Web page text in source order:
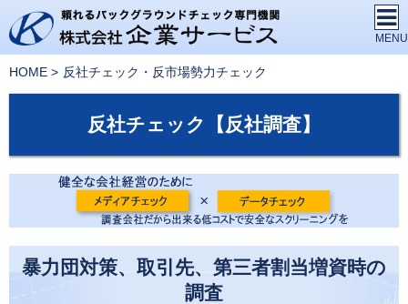
HOME 反社チェック・反市場勢力チェック
反社チェック【反社調査】
暴力団対策、取引先、第三者割当増資時の
調査